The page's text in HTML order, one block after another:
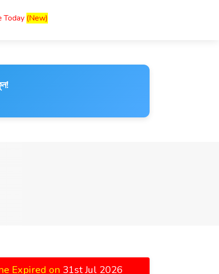
Today (New)
Expired on 31st Jul 2026